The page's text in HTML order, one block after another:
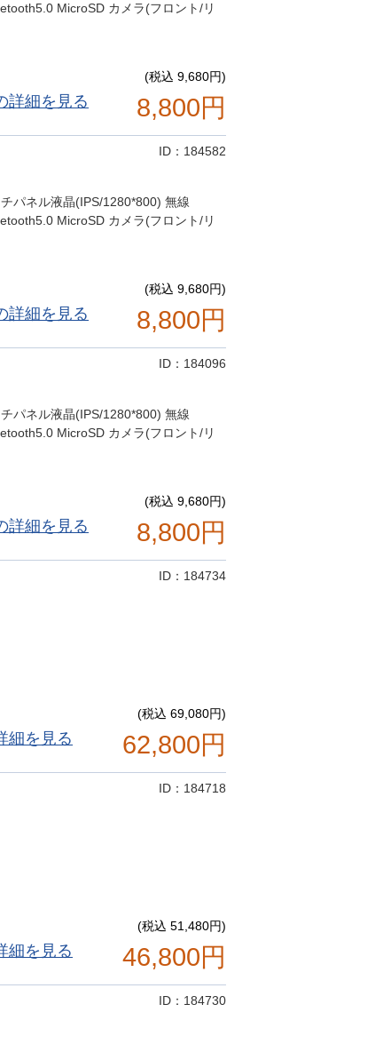
MicroSD カメラ(フロント/リ
詳細を見る
(税込 9,680円)
8,800円
ID：184582
パネル液晶(IPS/1280*800) 無線
MicroSD カメラ(フロント/リ
詳細を見る
(税込 9,680円)
8,800円
ID：184096
パネル液晶(IPS/1280*800) 無線
MicroSD カメラ(フロント/リ
詳細を見る
(税込 9,680円)
8,800円
ID：184734
細を見る
(税込 69,080円)
62,800円
ID：184718
細を見る
(税込 51,480円)
46,800円
ID：184730